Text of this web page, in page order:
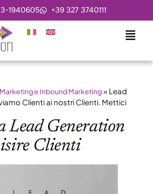
1940605 +39 327 3740111
e Inbound Marketing» Lead
Clienti ai nostri Clienti. Mettici
Lead Generation
Clienti